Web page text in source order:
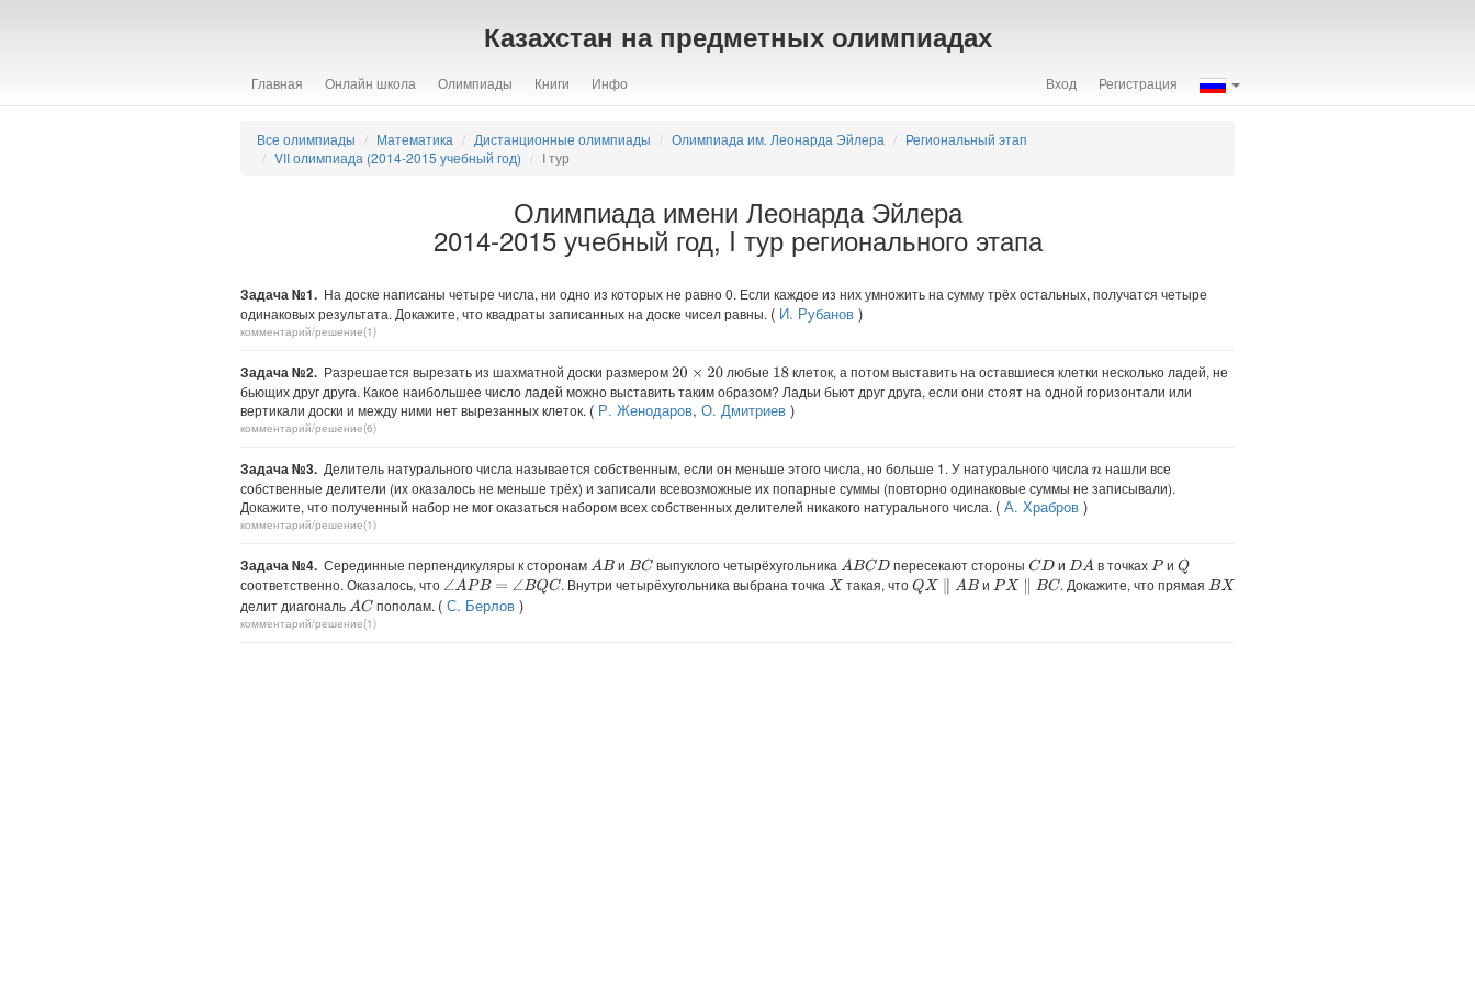
Казахстан на предметных олимпиадах
Главная Онлайн школа Олимпиады Книги Инфо Вход Регистрация
Все олимпиады Математика Дистанционные олимпиады Олимпиада им. Леонарда Эйлера
Региональный этап
VII олимпиада (2014-2015 учебный год)
I тур
Олимпиада имени Леонарда Эйлера
2014-2015 учебный год, I тур регионального этапа
Задача №1. На доске написаны четыре числа, ни одно из которых не равно 0. Если каждое из них умножить на сумму трёх остальных, получатся четыре
одинаковых результата. Докажите, что квадраты записанных на доске чисел равны. ( И. Рубанов )
комментарий/решение(1)
Задача №2. Разрешается вырезать из шахматной доски размером20 ×20 любые 18клеток, а потом выставить на оставшиеся клетки несколько ладей, не
бьющих друг друга. Какое наибольшее число ладей можно выставить таким образом? Ладьи бьют друг друга, если они стоят на одной горизонтали или
вертикали доски и между ними нет вырезанных клеток. ( Р. Женодаров, О. Дмитриев )
комментарий/решение(6)
Задача №3. Делитель натурального числа называется собственным, если он меньше этого числа, но больше 1. У натурального числа nнашли все
собственные делители (их оказалось не меньше трёх) и записали всевозможные их попарные суммы (повторно одинаковые суммы не записывали).
Докажите, что полученный набор не мог оказаться набором всех собственных делителей никакого натурального числа. ( А. Храбров )
комментарий/решение(1)
Задача №4. Серединные перпендикуляры к сторонамAB и BC выпуклого четырёхугольника ABCD пересекают стороныCD и DA в точкахPи Q
соответственно. Оказалось, что ∠APB=∠B QC . Внутри четырёхугольника выбрана точка X такая, чтоQX∥ и PX∥ B C . Докажите, что прямая BX
делит диагональAC пополам. (С. Берлов )
комментарий/решение(1)